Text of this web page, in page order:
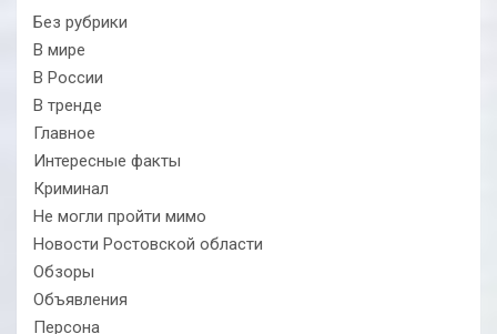
Без рубрики
В мире
В России
В тренде
Главное
Интересные факты
Криминал
Не могли пройти мимо
Новости Ростовской области
Обзоры
Объявления
Персона